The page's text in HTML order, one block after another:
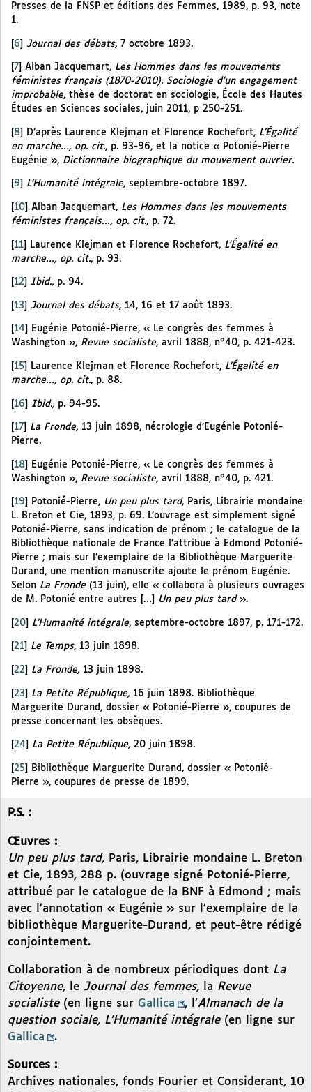
Presses de la FNSP et éditions des Femmes, 1989, p. 93, note
1.
[6] Journal des débats, 7 octobre 1893.
7 Alban Jacquemart, Les Hommes dans les mouvements
féministes français (1870-2010). Sociologie d’un engagement
improbable, thèse de doctorat en sociologie, École des Hautes
Études en Sciences sociales, juin 2011, p 250-251.
[8] D’après Laurence Klejman et Florence Rochefort, L’Égalité
en marche…, op. cit., p. 93-96, et la notice « Potonié-Pierre
Eugénie », Dictionnaire biographique du mouvement ouvrier.
9 L’Humanité intégrale, septembre-octobre 1897.
10 Alban Jacquemart, Les Hommes dans les mouvements
féministes français…, op. cit., p. 72.
[11] Laurence Klejman et Florence Rochefort, L’Égalité en
marche…, op. cit., p. 93.
12 Ibid., p. 94.
[13] Journal des débats, 14, 16 et 17 août 1893.
14
Eugénie Potonié-Pierre, « Le congrès des femmes à
Washington », Revue socialiste, avril 1888, n°40, p. 421-423.
15 Laurence Klejman et Florence Rochefort, L’Égalité en
marche…, op. cit., p. 88.
[16] Ibid., p. 94-95.
17 La Fronde, 13 juin 1898, nécrologie d’Eugénie Potonié-
Pierre.
[18]
Eugénie Potonié-Pierre, « Le congrès des femmes à
Washington », Revue socialiste, avril 1888, n°40, p. 421.
19 Potonié-Pierre, Un peu plus tard, Paris, Librairie mondaine
L. Breton et Cie, 1893, p. 69. L’ouvrage est simplement signé
Potonié-Pierre, sans indication de prénom ; le catalogue de la
Bibliothèque nationale de France l’attribue à Edmond Potonié-
Pierre ; mais sur l’exemplaire de la Bibliothèque Marguerite
Durand, une mention manuscrite ajoute le prénom Eugénie.
Selon La Fronde (13 juin), elle « collabora à plusieurs ouvrages
de M. Potonié entre autres […]
Un peu plus tard».
[20] L’Humanité intégrale, septembre-octobre 1897, p. 171-172.
21 Le Temps, 13 juin 1898.
22 La Fronde, 13 juin 1898.
[23] La Petite République, 16 juin 1898. Bibliothèque
Marguerite Durand, dossier « Potonié-Pierre », coupures de
presse concernant les obsèques.
24 La Petite République, 20 juin 1898.
[25]
Bibliothèque Marguerite Durand, dossier « Potonié-
Pierre », coupures de presse de 1899.
P.S. :
Œuvres :
Un peu plus tard, Paris, Librairie mondaine L. Breton
et Cie, 1893, 288 p. (ouvrage signé Potonié-Pierre,
attribué par le catalogue de la BNF à Edmond ; mais
avec l’annotation « Eugénie » sur l’exemplaire de la
bibliothèque Marguerite-Durand, et peut-être rédigé
conjointement.
Collaboration à de nombreux périodiques dont La
Citoyenne,
le Journal des femmes, la Revue
socialiste (en ligne sur Gallica , l’Almanach de la
question sociale, L’Humanité intégrale(en ligne sur
Gallica
.
Sources :
Archives nationales, fonds Fourier et Considerant, 10